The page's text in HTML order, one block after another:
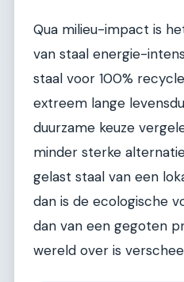
Qua milieu-impact is
van staal energie-
staal voor 100%
extreem lange
duurzame keuze
minder sterke
gelast staal van een
dan is de ecologische
dan van een gegoten
wereld over is